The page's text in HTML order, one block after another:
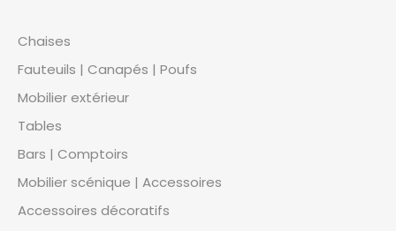
Chaises
Fauteuils | Canapés | Poufs
Mobilier extérieur
Tables
Bars | Comptoirs
Mobilier scénique | Accessoires
Accessoires décoratifs